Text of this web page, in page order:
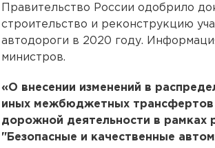
Правительство России одобрило
строительство и реконструкцию
автодороги в 2020 году.
министров.
«О внесении изменений в
иных межбюджетных трансфертов
дорожной деятельности в рамках
"Безопасные и качественные